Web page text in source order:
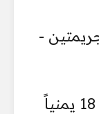
-
الجريمة البشعة التي طالت 18 يمنياً